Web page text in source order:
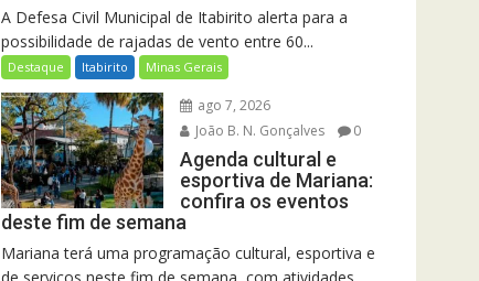
A Defesa Civil Municipal de Itabirito alerta para a
possibilidade de rajadas de vento entre 60...
Destaque Itabirito Minas Gerais
ago 7, 2026
João B. N. Gonçalves
0
Agenda cultural e
esportiva de Mariana:
confira os eventos
deste fim de semana
Mariana terá uma programação cultural, esportiva e